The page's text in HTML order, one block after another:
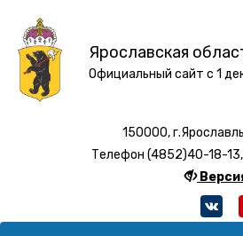
Ярославская
Официальный сайт с 1
150000,
Телефон (4852)40-18-